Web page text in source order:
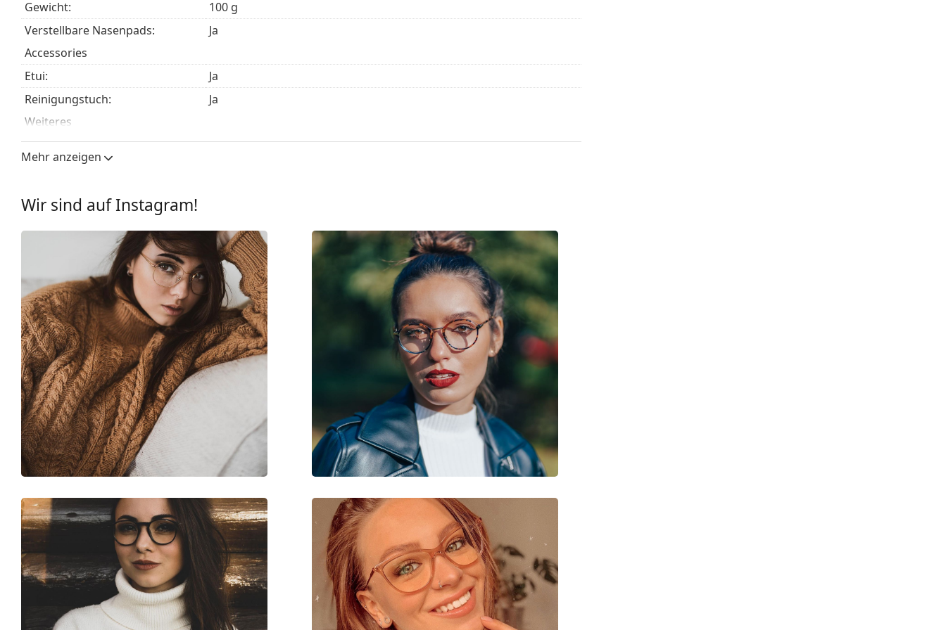
Es ist ein Medizinprodukt. Lesen Sie vor dem Gebrauch die Anleitung.
Gewicht:
100 g
Verstellbare Nasenpads:
Ja
Accessories
Etui:
Ja
Reinigungstuch:
Ja
Weiteres
Sex:
Unisex
Kategorie:
Mehr anzeigen
Wir sind auf Instagram!